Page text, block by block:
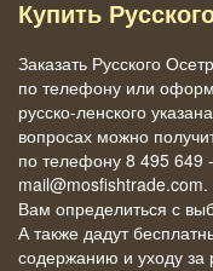
Купить
Заказать Русского
по телефону или
русско-ленского
вопросах можно
по телефону 8 495 649
Вам определиться с
А также дадут
содержанию и уходу